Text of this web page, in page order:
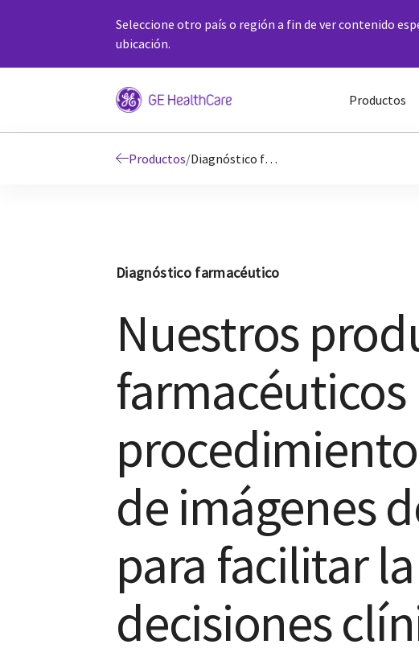
Seleccione otro país o región a fin de ver contenido
ubicación.
Productos
Productos/ Diagnóstico farmacéutico
Diagnóstico farmacéutico
Nuestros
de imágenes
para facilitar
decisiones